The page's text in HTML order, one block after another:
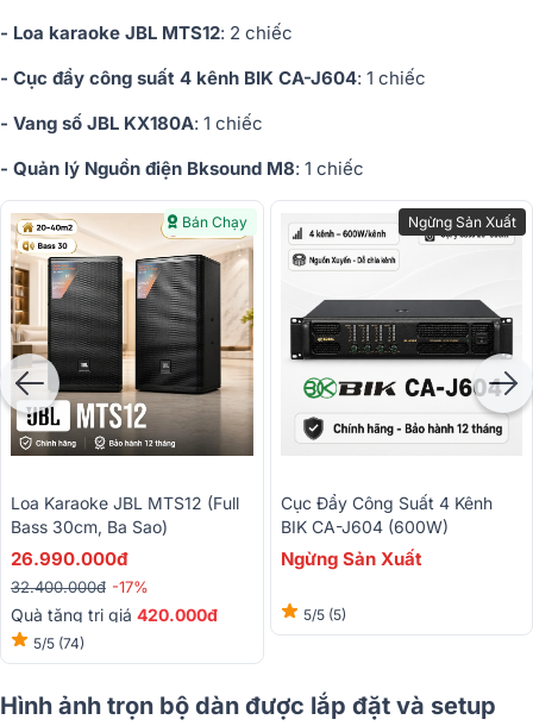
- Loa karaoke JBL MTS12: 2 chiếc
- Cục đẩy công suất 4 kênh BIK CA-J604: 1 chiếc
- Vang số JBL KX180A: 1 chiếc
- Quản lý Nguồn điện Bksound M8: 1 chiếc
Bán Chạy
Loa Karaoke JBL MTS12 (full
Bass 30cm, Ba Sao)
26.990.000đ
32.400.000đ -17%
Quà tặng trị giá 420.000đ
5/5 (74)
Ngừng Sản Xuất
Cục Đẩy Công Suất 4 Kênh
BIK CA-J604 (600W)
Ngừng Sản Xuất
5/5 (5)
Hình ảnh trọn bộ dàn được lắp đặt và setup